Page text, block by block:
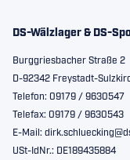
DS-Wälzlager & DS-
Burggriesbacher Straße 2
D-92342 Freystadt-
Telefon: 09179 / 9630547
Telefax: 09179 / 9630543
E-Mail:
USt-IdNr.: DE189435884